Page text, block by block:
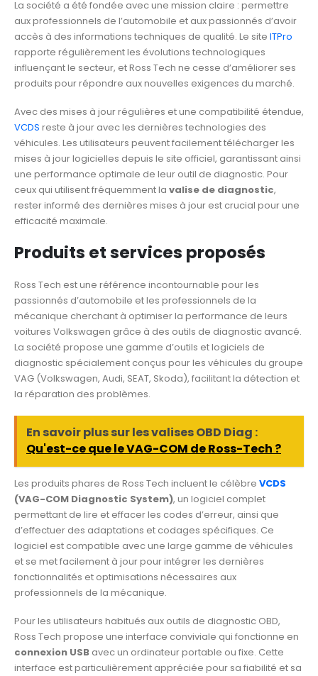
La société a été fondée avec une mission claire : permettre
aux professionnels de l’automobile et aux passionnés d’avoir
accès à des informations techniques de qualité. Le site ITPro
rapporte régulièrement les évolutions technologiques
influençant le secteur, et Ross Tech ne cesse d’améliorer ses
produits pour répondre aux nouvelles exigences du marché.
Avec des mises à jour régulières et une compatibilité étendue,
VCDS reste à jour avec les dernières technologies des
véhicules. Les utilisateurs peuvent facilement télécharger les
mises à jour logicielles depuis le site officiel, garantissant ainsi
une performance optimale de leur outil de diagnostic. Pour
ceux qui utilisent fréquemment la valise de diagnostic,
rester informé des dernières mises à jour est crucial pour une
efficacité maximale.
Produits et services proposés
Ross Tech est une référence incontournable pour les
passionnés d’automobile et les professionnels de la
mécanique cherchant à optimiser la performance de leurs
voitures Volkswagen grâce à des outils de diagnostic avancé.
La société propose une gamme d’outils et logiciels de
diagnostic spécialement conçus pour les véhicules du groupe
VAG (Volkswagen, Audi, SEAT, Skoda), facilitant la détection et
la réparation des problèmes.
En savoir plus sur les valises OBD Diag :
Qu'est-ce que le VAG-COM de Ross-Tech ?
Les produits phares de Ross Tech incluent le célèbre VCDS
(VAG-COM Diagnostic System), un logiciel complet
permettant de lire et effacer les codes d’erreur, ainsi que
d’effectuer des adaptations et codages spécifiques. Ce
logiciel est compatible avec une large gamme de véhicules
et se met facilement à jour pour intégrer les dernières
fonctionnalités et optimisations nécessaires aux
professionnels de la mécanique.
Pour les utilisateurs habitués aux outils de diagnostic OBD,
Ross Tech propose une interface conviviale qui fonctionne en
connexion USB avec un ordinateur portable ou fixe. Cette
interface est particulièrement appréciée pour sa fiabilité et sa